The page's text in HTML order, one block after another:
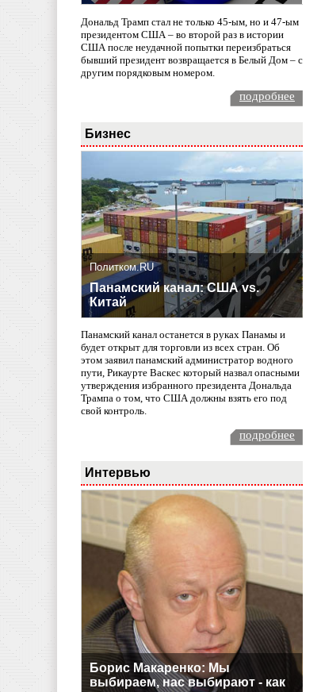
Дональд Трамп стал не только 45-ым, но и 47-ым
президентом США – во второй раз в истории
США после неудачной попытки переизбраться
бывший президент возвращается в Белый Дом – с
другим порядковым номером.
подробнее
Бизнес
Политком.RU
Панамский канал: США vs.
Китай
Панамский канал останется в руках Панамы и
будет открыт для торговли из всех стран. Об
этом заявил панамский администратор водного
пути, Рикаурте Васкес который назвал опасными
утверждения избранного президента Дональда
Трампа о том, что США должны взять его под
свой контроль.
подробнее
Интервью
Борис Макаренко: Мы
выбираем, нас выбирают - как